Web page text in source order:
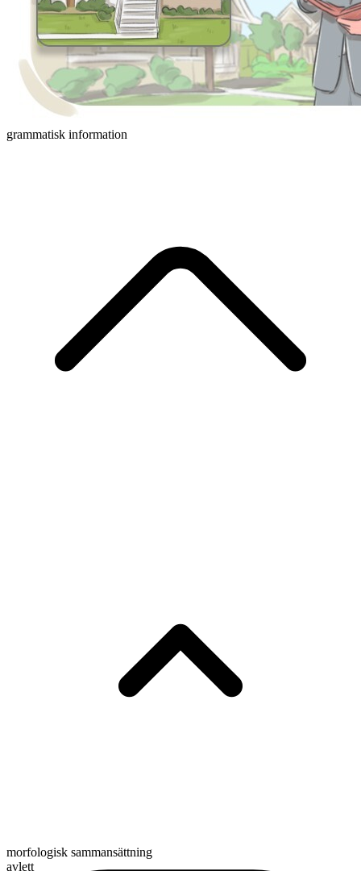
grammatisk information
morfologisk sammansättning
avlett